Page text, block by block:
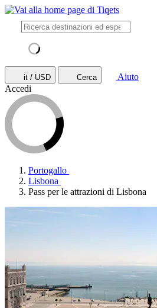
it / USD Cerca
Aiuto
Accedi
Portogallo
Lisbona
Pass per le attrazioni di Lisbona